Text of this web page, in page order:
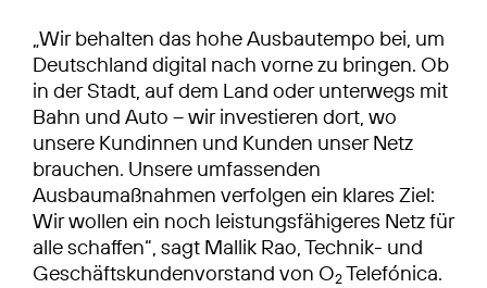
„Wir behalten das hohe Ausbautempo bei, um
Deutschland digital nach vorne zu bringen. Ob
in der Stadt, auf dem Land oder unterwegs mit
Bahn und Auto – wir investieren dort, wo
unsere Kundinnen und Kunden unser Netz
brauchen. Unsere umfassenden
Ausbaumaßnahmen verfolgen ein klares Ziel:
Wir wollen ein noch leistungsfähigeres Netz für
alle schaffen“, sagt Mallik Rao, Technik- und
Geschäftskundenvorstand von O2Telefónica.